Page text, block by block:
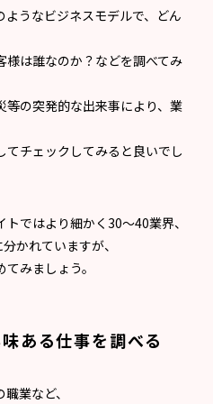
うなビジネスモデルで、どん
は誰なのか？などを調べてみ
等の突発的な出来事により、業
チェックしてみると良いでし
ではより細かく30〜40業界、
かれていますが、
みましょう。
ある仕事を調べる
業など、